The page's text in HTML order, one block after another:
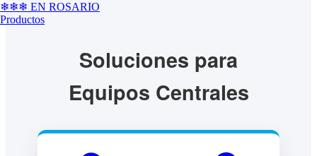
❄❄❄ EN ROSARIO
Productos
Soluciones para
Equipos Centrales